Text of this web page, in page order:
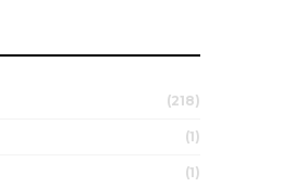
(218)
(1)
(1)